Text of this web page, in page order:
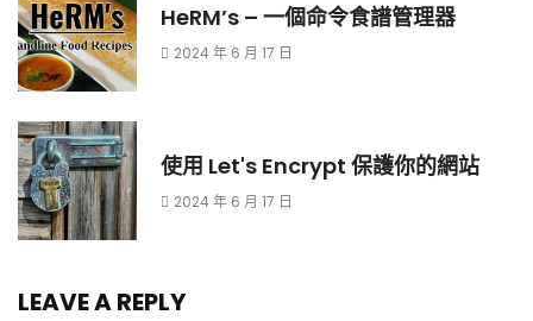
HeRM’s – 一個命令食譜管理器
2024 年 6 月 17 日
使用 Let's Encrypt 保護你的網站
2024 年 6 月 17 日
LEAVE A REPLY